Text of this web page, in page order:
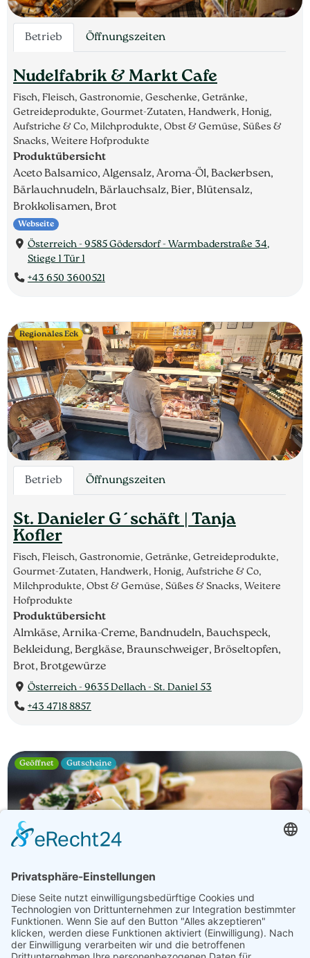
Betrieb Öffnungszeiten
Nudelfabrik & Markt Cafe
Fisch, Fleisch, Gastronomie, Geschenke, Getränke,
Getreideprodukte, Gourmet-Zutaten, Handwerk, Honig,
Aufstriche & Co, Milchprodukte, Obst & Gemüse, Süßes &
Snacks, Weitere Hofprodukte
Produktübersicht
Aceto Balsamico, Algensalz, Aroma-Öl, Backerbsen,
Bärlauchnudeln, Bärlauchsalz, Bier, Blütensalz,
Brokkolisamen, Brot
Webseite
Österreich - 9585 Gödersdorf - Warmbaderstraße 34,
Stiege 1 Tür 1
+43 650 3600521
Betrieb Öffnungszeiten
St. Danieler G´schäft | Tanja
Kofler
Fisch, Fleisch, Gastronomie, Getränke, Getreideprodukte,
Gourmet-Zutaten, Handwerk, Honig, Aufstriche & Co,
Milchprodukte, Obst & Gemüse, Süßes & Snacks, Weitere
Hofprodukte
Produktübersicht
Almkäse, Arnika-Creme, Bandnudeln, Bauchspeck,
Bekleidung, Bergkäse, Braunschweiger, Bröseltopfen,
Brot, Brotgewürze
Österreich - 9635 Dellach - St. Daniel 53
+43 4718 8857
Regionales Eck
Betrieb Öffnungszeiten
Bauernladen Lenz | Familie
Geöffnet Gutscheine